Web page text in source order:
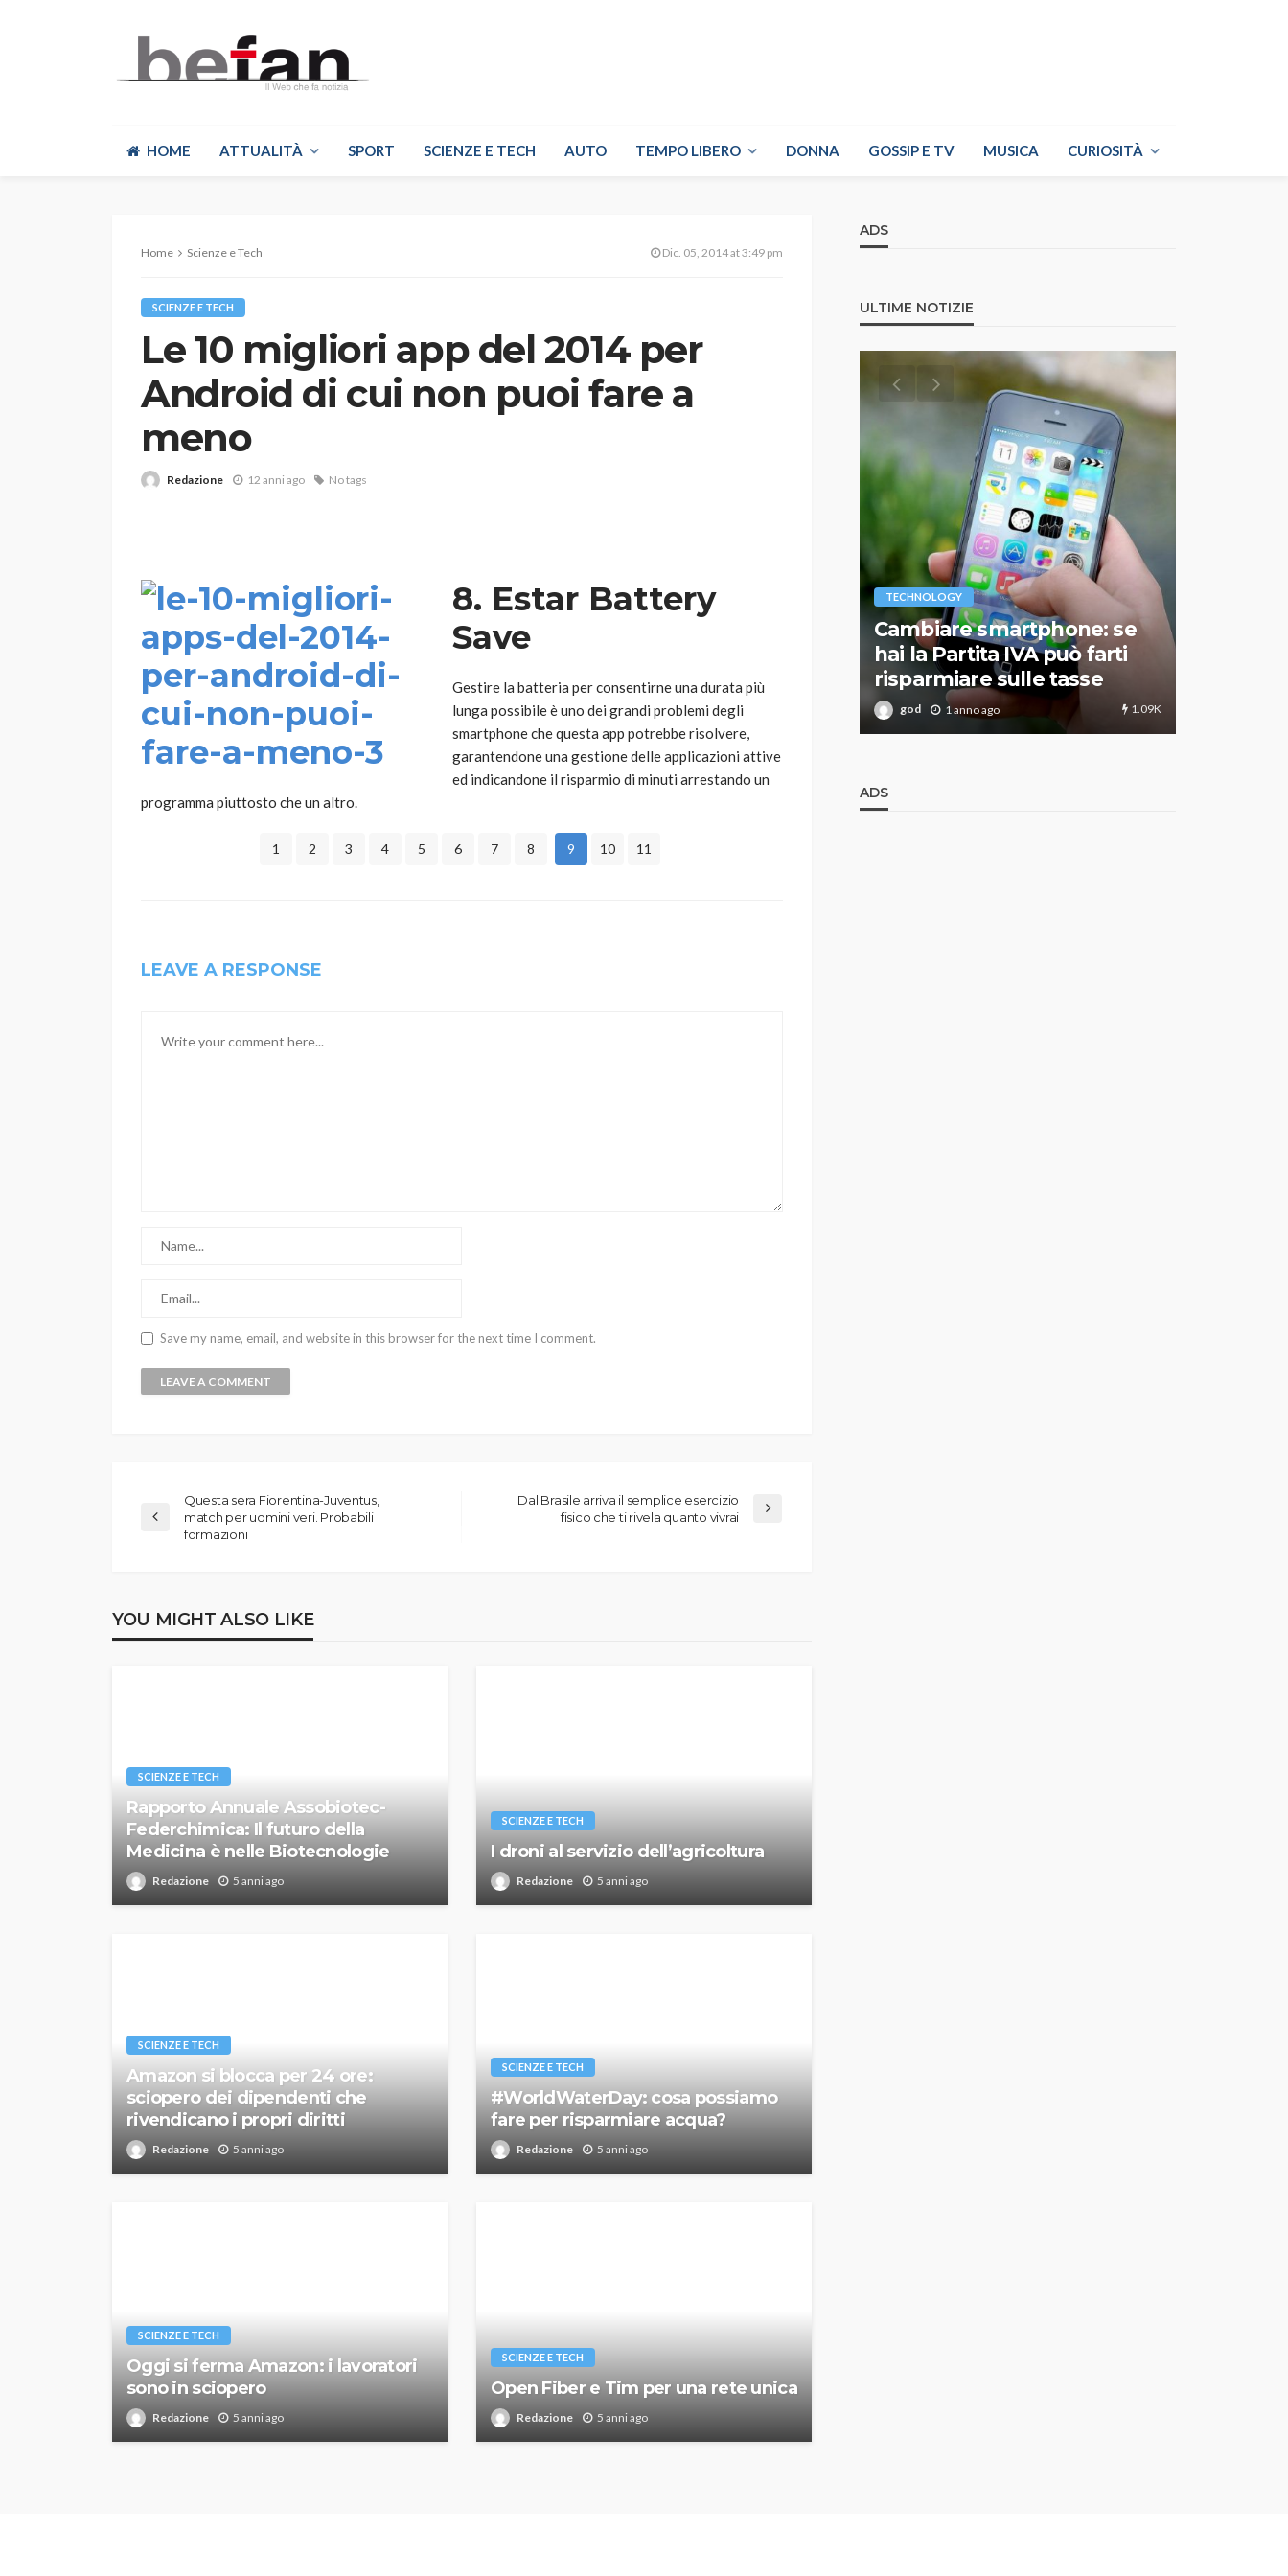
HOME ATTUALITÀ SPORT SCIENZE E TECH AUTO TEMPO LIBERO DONNA GOSSIP E TV MUSICA CURIOSITÀ
Home Scienze e Tech Dic. 05, 2014 at 3:49 pm
SCIENZE E TECH
Le 10 migliori app del 2014 per
Android di cui non puoi fare a
meno
Redazione 12 anni ago No tags
8. Estar Battery
Save
Gestire la batteria per consentirne una durata più
lunga possibile è uno dei grandi problemi degli
smartphone che questa app potrebbe risolvere,
garantendone una gestione delle applicazioni attive
ed indicandone il risparmio di minuti arrestando un
programma piuttosto che un altro.
1 2 3 4 5 6 7 8 9 10 11
LEAVE A RESPONSE
Save my name, email, and website in this browser for the next time I comment.
Questa sera Fiorentina-Juventus,
match per uomini veri. Probabili
formazioni
Dal Brasile arriva il semplice esercizio
fisico che ti rivela quanto vivrai
YOU MIGHT ALSO LIKE
SCIENZE E TECH
Rapporto Annuale Assobiotec-
Federchimica: Il futuro della
Medicina è nelle Biotecnologie
Redazione 5 anni ago
SCIENZE E TECH
I droni al servizio dell’agricoltura
Redazione 5 anni ago
SCIENZE E TECH
Amazon si blocca per 24 ore:
sciopero dei dipendenti che
rivendicano i propri diritti
Redazione 5 anni ago
SCIENZE E TECH
#WorldWaterDay: cosa possiamo
fare per risparmiare acqua?
Redazione 5 anni ago
SCIENZE E TECH
Oggi si ferma Amazon: i lavoratori
sono in sciopero
Redazione 5 anni ago
SCIENZE E TECH
Open Fiber e Tim per una rete unica
Redazione 5 anni ago
ADS
ULTIME NOTIZIE
Robot tagliaerba: quale
scegliere per il tuo prato
god 1 anno ago 784
Davis: tennis mondiale e
abbracciano la stessa causa
god 9 mesi ago
TECHNOLOGY
Cambiare smartphone: se
hai la Partita IVA può farti
risparmiare sulle tasse
god 1 anno ago 1.09K
ADS